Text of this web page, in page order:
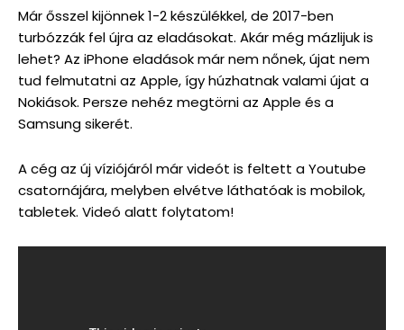
Már ősszel kijönnek 1-2 készülékkel, de 2017-ben
turbózzák fel újra az eladásokat. Akár még mázlijuk is
lehet? Az iPhone eladások már nem nőnek, újat nem
tud felmutatni az Apple, így húzhatnak valami újat a
Nokiások. Persze nehéz megtörni az Apple és a
Samsung sikerét.
A cég az új víziójáról már videót is feltett a Youtube
csatornájára, melyben elvétve láthatóak is mobilok,
tabletek. Videó alatt folytatom!